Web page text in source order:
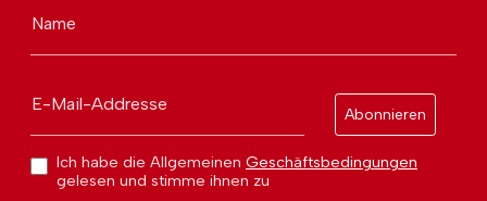
Name
E-Mail-Addresse
Abonnieren
Ich habe die Allgemeinen Geschäftsbedingungen
gelesen und stimme ihnen zu